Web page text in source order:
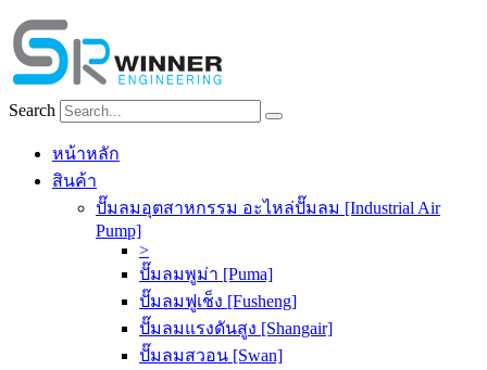
Skip
to
content
Search
หน้าหลัก
สินค้า
ปั๊มลมอุตสาหกรรม อะไหล่ปั๊มลม [Industrial Air
Pump]
>
ปั๊มลมพูม่า [Puma]
ปั๊มลมฟูเช็ง [Fusheng]
ปั๊มลมแรงดันสูง [Shangair]
ปั๊มลมสวอน [Swan]